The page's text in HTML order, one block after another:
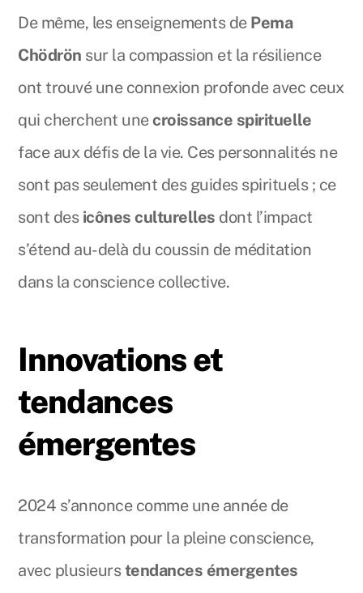
De même, les enseignements de Pema
Chödrön sur la compassion et la résilience
ont trouvé une connexion profonde avec ceux
qui cherchent unecroissance spirituelle
face aux défis de la vie. Ces personnalités ne
sont pas seulement des guides spirituels ; ce
sont des icônes culturelles dont l’impact
s’étend au-delà du coussin de méditation
dans la conscience collective.
Innovations et
tendances
émergentes
2024 s’annonce comme une année de
transformation pour la pleine conscience,
avec plusieurstendances émergentes